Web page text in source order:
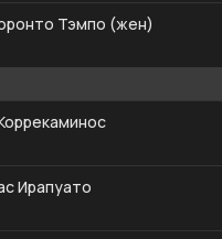
Тэмпо (жен)
Ирапуато